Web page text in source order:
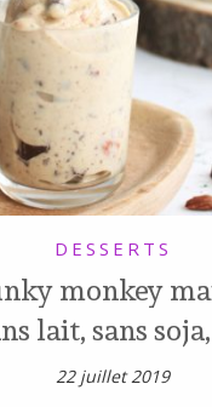
DESSERTS
monkey
lait, sans
22 juillet 2019